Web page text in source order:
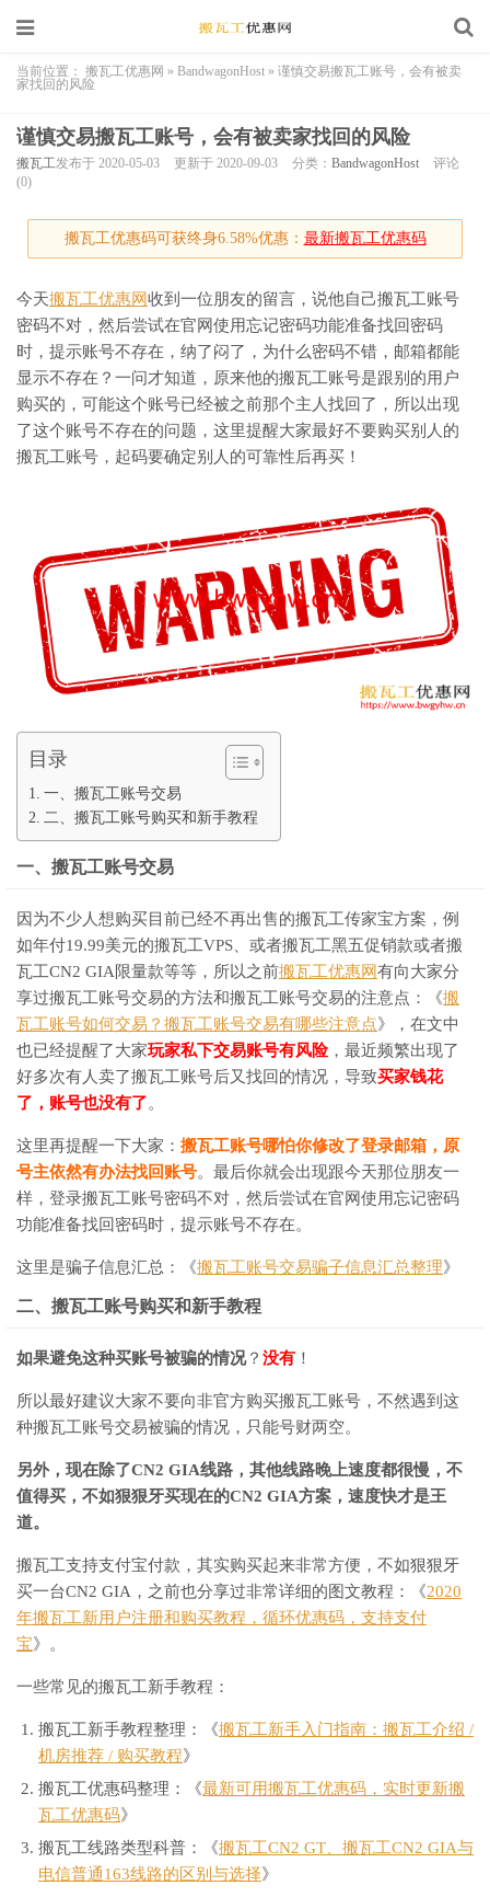
当前位置： 搬瓦工优惠网 » BandwagonHost » 谨慎交易搬瓦工账号，会有被卖
家找回的风险
谨慎交易搬瓦工账号，会有被卖家找回的风险
搬瓦工发布于 2020-05-03 更新于 2020-09-03 分类： BandwagonHost
评论
(0)
搬瓦工优惠码可获终身6.58%优惠： 最新搬瓦工优惠码
今天搬瓦工优惠网收到一位朋友的留言，说他自己搬瓦工账号
密码不对，然后尝试在官网使用忘记密码功能准备找回密码
时，提示账号不存在，纳了闷了，为什么密码不错，邮箱都能
显示不存在？一问才知道，原来他的搬瓦工账号是跟别的用户
购买的，可能这个账号已经被之前那个主人找回了，所以出现
了这个账号不存在的问题，这里提醒大家最好不要购买别人的
搬瓦工账号，起码要确定别人的可靠性后再买！
目录
一、搬瓦工账号交易
二、搬瓦工账号购买和新手教程
一、搬瓦工账号交易
因为不少人想购买目前已经不再出售的搬瓦工传家宝方案，例
如年付19.99美元的搬瓦工VPS、或者搬瓦工黑五促销款或者搬
瓦工CN2 GIA限量款等等，所以之前搬瓦工优惠网有向大家分
享过搬瓦工账号交易的方法和搬瓦工账号交易的注意点：《搬
瓦工账号如何交易？搬瓦工账号交易有哪些注意点》，在文中
也已经提醒了大家玩家私下交易账号有风险，最近频繁出现了
好多次有人卖了搬瓦工账号后又找回的情况，导致买家钱花
了，账号也没有了。
这里再提醒一下大家： 搬瓦工账号哪怕你修改了登录邮箱，原
号主依然有办法找回账号。最后你就会出现跟今天那位朋友一
样，登录搬瓦工账号密码不对，然后尝试在官网使用忘记密码
功能准备找回密码时，提示账号不存在。
这里是骗子信息汇总：《搬瓦工账号交易骗子信息汇总整理》
二、搬瓦工账号购买和新手教程
如果避免这种买账号被骗的情况？ 没有 ！
所以最好建议大家不要向非官方购买搬瓦工账号，不然遇到这
种搬瓦工账号交易被骗的情况，只能号财两空。
另外，现在除了CN2 GIA线路，其他线路晚上速度都很慢，不
值得买，不如狠狠牙买现在的CN2 GIA方案，速度快才是王
道。
搬瓦工支持支付宝付款，其实购买起来非常方便，不如狠狠牙
买一台CN2 GIA，之前也分享过非常详细的图文教程：《2020
年搬瓦工新用户注册和购买教程，循环优惠码，支持支付
宝》。
一些常见的搬瓦工新手教程：
搬瓦工新手教程整理：《搬瓦工新手入门指南：搬瓦工介绍 /
机房推荐 / 购买教程》
搬瓦工优惠码整理：《最新可用搬瓦工优惠码，实时更新搬
瓦工优惠码》
搬瓦工线路类型科普：《搬瓦工CN2 GT、搬瓦工CN2 GIA与
电信普通163线路的区别与选择》